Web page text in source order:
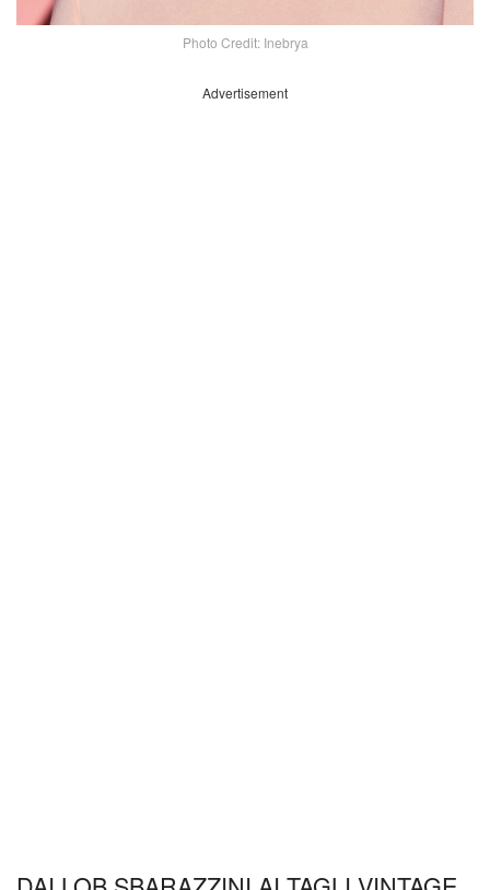
Photo Credit: Inebrya
Advertisement